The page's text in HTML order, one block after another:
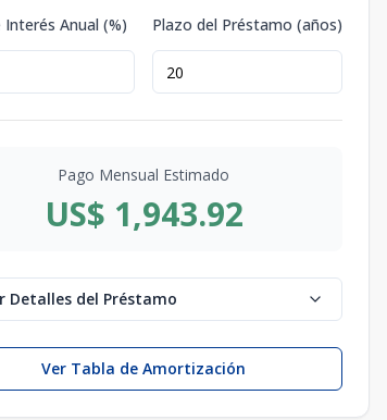
Interés Anual (%) Plazo del Préstamo (años)
Pago Mensual Estimado
US$ 1,943.92
Detalles del Préstamo
Ver Tabla de Amortización